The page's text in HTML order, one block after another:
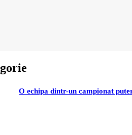
O echipa dintr-un campionat